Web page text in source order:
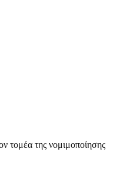
τομέα της νομιμοποίησης